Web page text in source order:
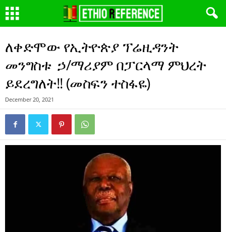
ለቀድሞው የኢትዮጵያ ፕሬዚዳንት
መንግስቱ ኃ/ማሪያም በፓርላማ ምህረት
ይደረግለት!! (መስፍን ተስፋዬ)
December 20, 2021